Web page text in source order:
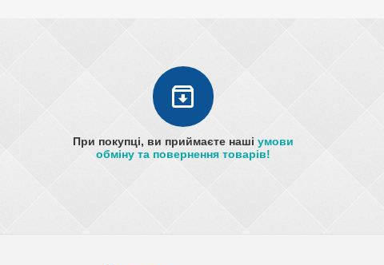
При покупці, ви приймаєте нашіумови
обміну та повернення товарів!